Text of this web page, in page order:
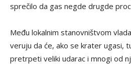
sprečilo da gas negde drugde
Među lokalnim stanovništvom
veruju da će, ako se krater ugasi,
pretrpeti veliki udarac i mnogi od